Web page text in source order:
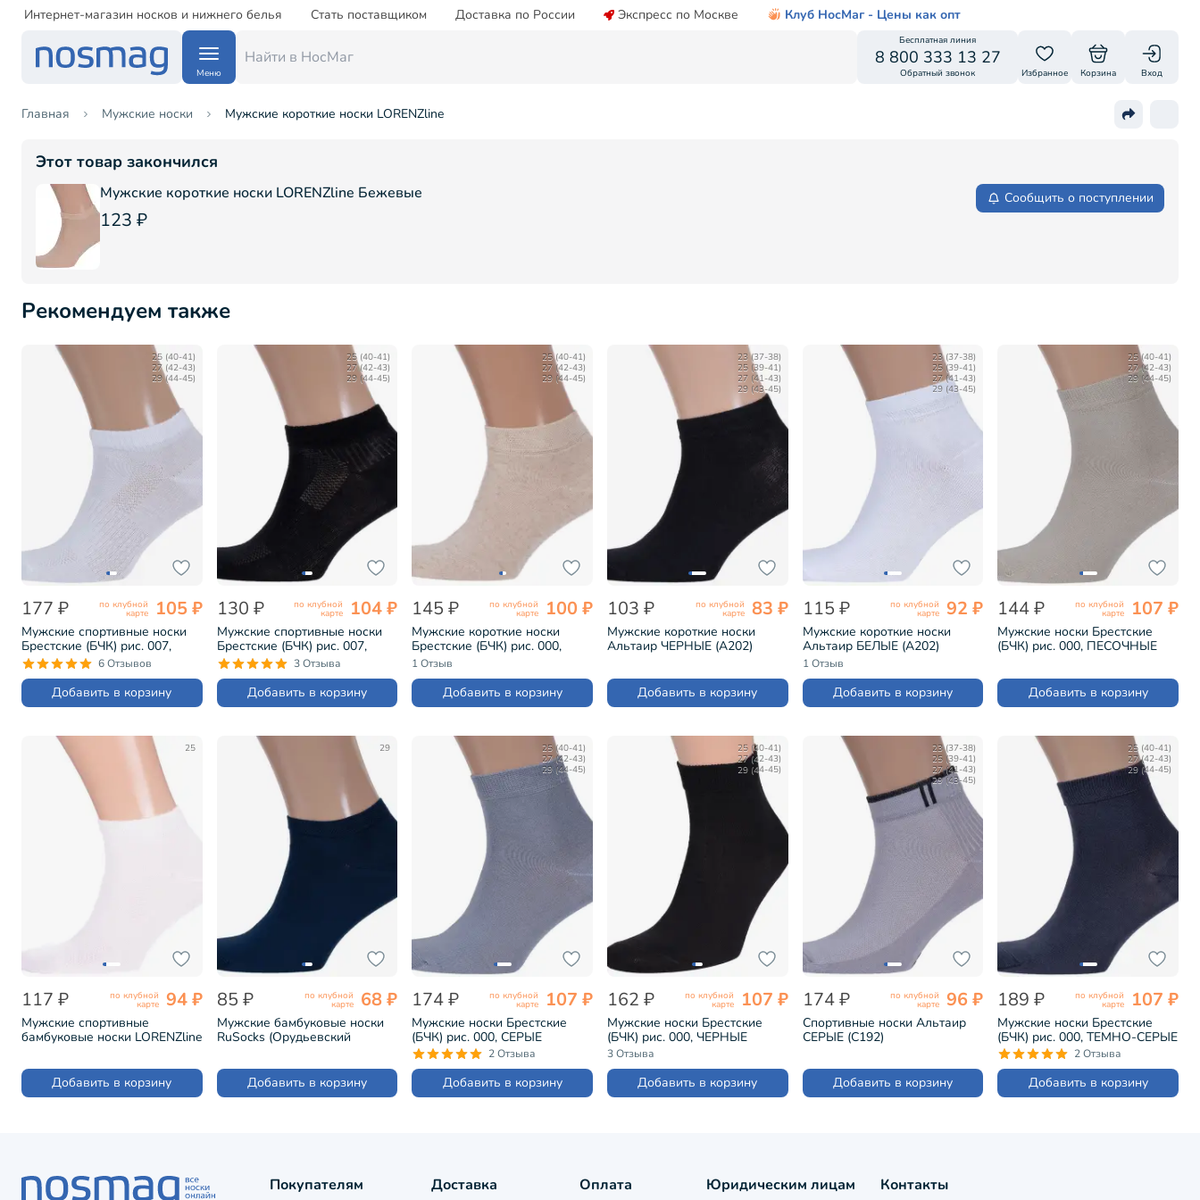
Интернет-магазин носков и нижнего белья Стать поставщиком Доставка по России Экспресс по Москве Клуб НосМаг - Цены как опт
Меню
Бесплатная линия
8 800 333 13 27
Обратный звонок Избранное Корзина Вход
Главная Мужские носки Мужские короткие носки LORENZline
Этот товар закончился
Мужские короткие носки LORENZline Бежевые
123 ₽
Сообщить о поступлении
Рекомендуем также
25 (40-41)
27 (42-43)
29 (44-45)
177 ₽ по клубной
карте 105 ₽
Мужские спортивные носки
Брестские (БЧК) рис. 007,
БЕЛЫЕ (14С2313)6 Отзывов
Добавить в корзину
25 (40-41)
27 (42-43)
29 (44-45)
130 ₽ по клубной
карте 104 ₽
Мужские спортивные носки
Брестские (БЧК) рис. 007,
ЧЕРНЫЕ (14С2313)
3 Отзыва
Добавить в корзину
25 (40-41)
27 (42-43)
29 (44-45)
145 ₽ по клубной
карте 100 ₽
Мужские короткие носки
Брестские (БЧК) рис. 000,
НАТУРАЛЬНЫЕ (15С2612)
1 Отзыв
Добавить в корзину
23 (37-38)
25 (39-41)
27 (41-43)
29 (43-45)
103 ₽ по клубной
карте 83 ₽
Мужские короткие носки
Альтаир ЧЕРНЫЕ (А202)
Добавить в корзину
23 (37-38)
25 (39-41)
27 (41-43)
29 (43-45)
115 ₽ по клубной
карте 92 ₽
Мужские короткие носки
Альтаир БЕЛЫЕ (А202)
1 Отзыв
Добавить в корзину
25 (40-41)
27 (42-43)
29 (44-45)
144 ₽ по клубной
карте 107 ₽
Мужские носки Брестские
(БЧК) рис. 000, ПЕСОЧНЫЕ
Добавить в корзину
25
117 ₽ по клубной
карте 94 ₽
Мужские спортивные
бамбуковые носки LORENZline
Добавить в корзину
29
85 ₽ по клубной
карте 68 ₽
Мужские бамбуковые носки
RuSocks (Орудьевский
(М-241)
Добавить в корзину
25 (40-41)
27 (42-43)
29 (44-45)
174 ₽ по клубной
карте 107 ₽
Мужские носки Брестские
(БЧК) рис. 000, СЕРЫЕ
(14С2124)
2 Отзыва
Добавить в корзину
25 (40-41)
27 (42-43)
29 (44-45)
162 ₽ по клубной
карте 107 ₽
Мужские носки Брестские
(БЧК) рис. 000, ЧЕРНЫЕ
(14С2124)
3 Отзыва
Добавить в корзину
23 (37-38)
25 (39-41)
27 (41-43)
29 (43-45)
174 ₽ по клубной
карте 96 ₽
Спортивные носки Альтаир
СЕРЫЕ (С192)
Добавить в корзину
25 (40-41)
27 (42-43)
29 (44-45)
189 ₽ по клубной
карте 107 ₽
Мужские носки Брестские
(БЧК) рис. 000, ТЕМНО-СЕРЫЕ
(14С2124)
2 Отзыва
Добавить в корзину
Покупателям Доставка Оплата Юридическим лицам Контакты